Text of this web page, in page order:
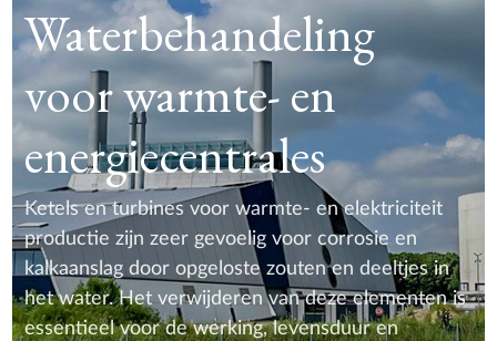
Waterbehandeling
voor warmte- en
energiecentrales
Ketels en turbines voor warmte- en elektriciteit
productie zijn zeer gevoelig voor corrosie en
kalkaanslag door opgeloste zouten en deeltjes in
het water. Het verwijderen van deze elementen is
essentieel voor de werking, levensduur en